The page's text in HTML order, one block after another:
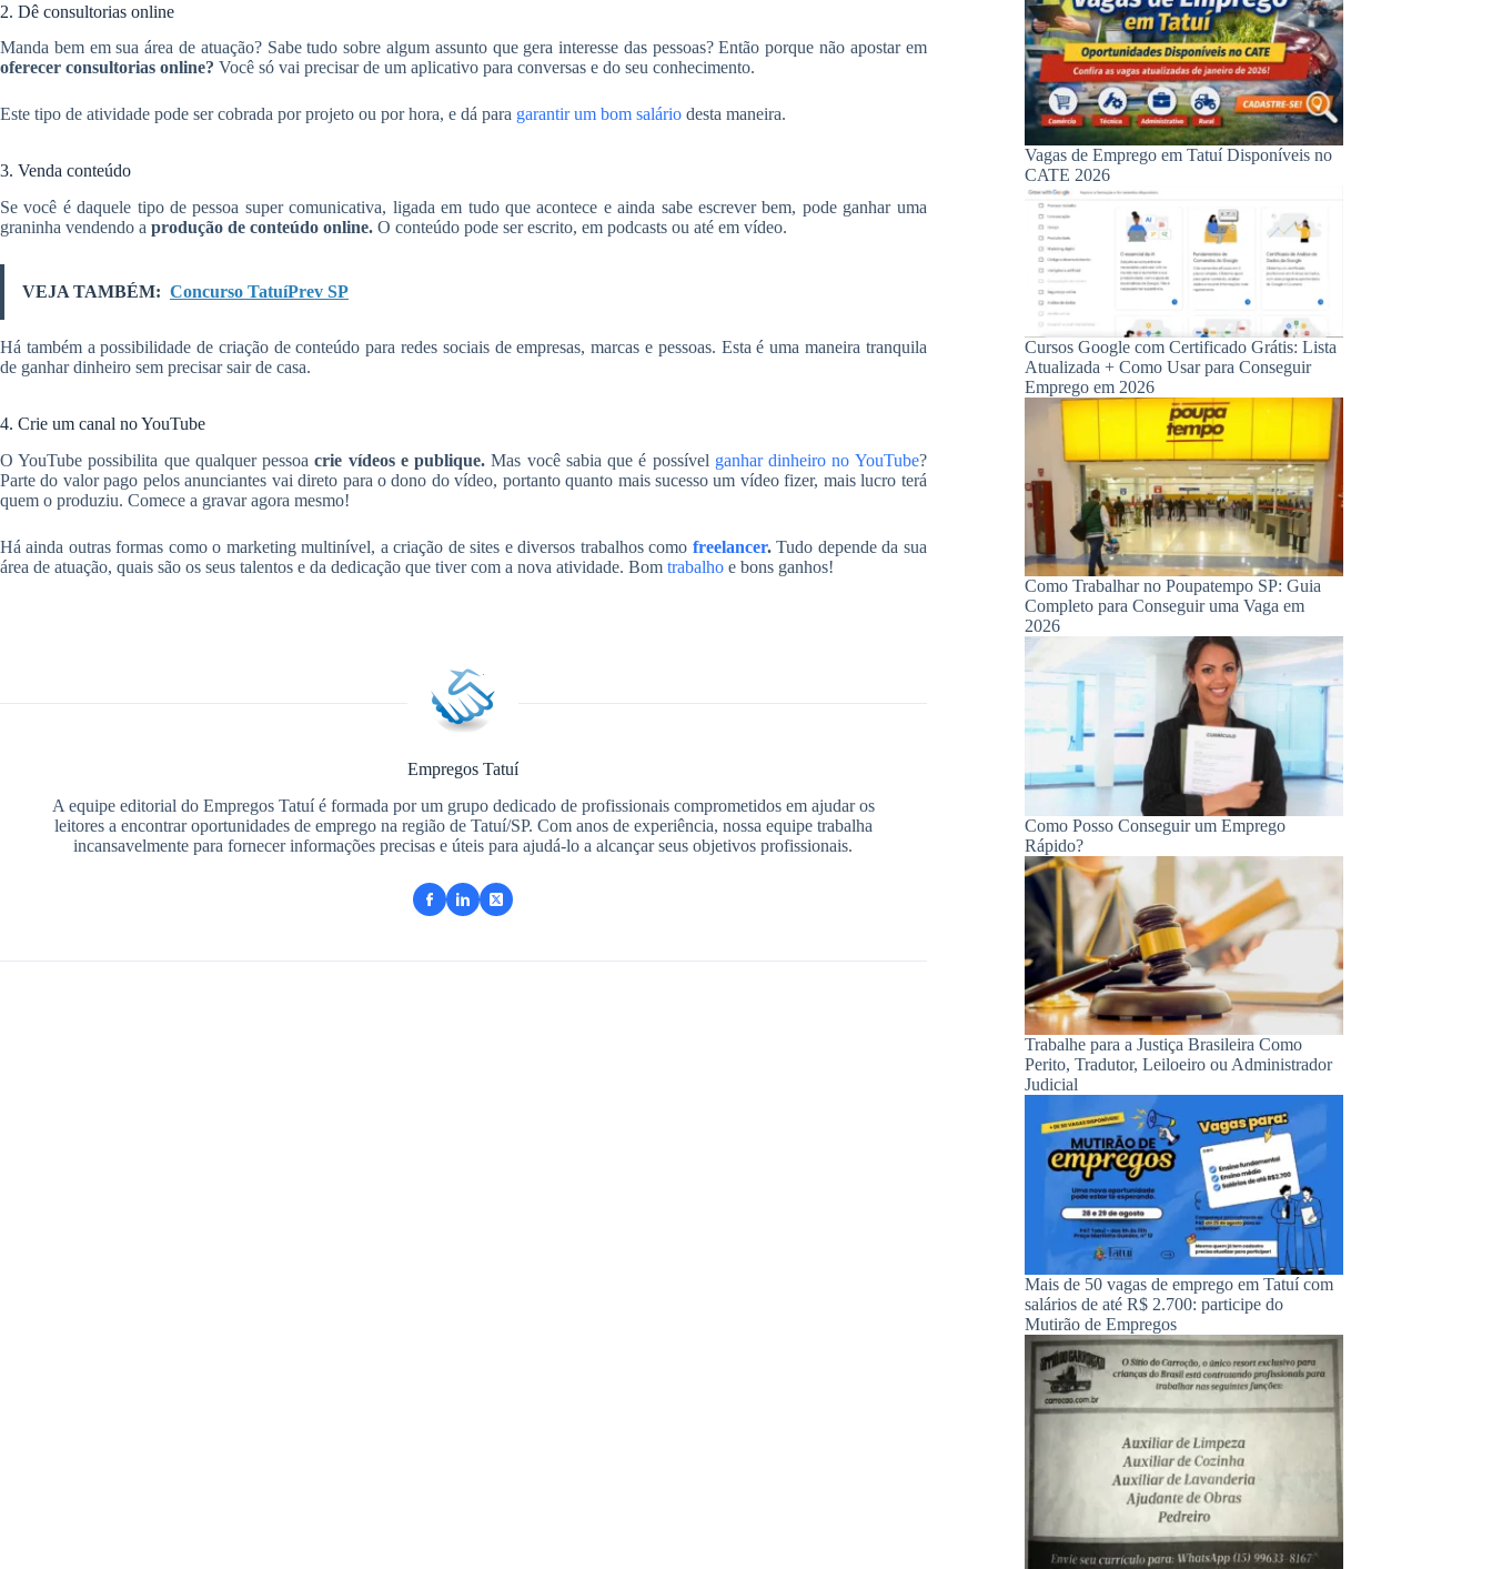
2. Dê consultorias online
Manda bem em sua área de atuação? Sabe tudo sobre algum assunto que gera interesse das pessoas? Então porque não apostar em
oferecer consultorias online? Você só vai precisar de um aplicativo para conversas e do seu conhecimento.
Este tipo de atividade pode ser cobrada por projeto ou por hora, e dá para garantir um bom salário desta maneira.
3. Venda conteúdo
Se você é daquele tipo de pessoa super comunicativa, ligada em tudo que acontece e ainda sabe escrever bem, pode ganhar uma
graninha vendendo a produção de conteúdo online. O conteúdo pode ser escrito, em podcasts ou até em vídeo.
VEJA TAMBÉM: Concurso TatuíPrev SP
Há também a possibilidade de criação de conteúdo para redes sociais de empresas, marcas e pessoas. Esta é uma maneira tranquila
de ganhar dinheiro sem precisar sair de casa.
4. Crie um canal no YouTube
O YouTube possibilita que qualquer pessoacrie vídeos e publique. Mas você sabia que é possível ganhar dinheiro no YouTube?
Parte do valor pago pelos anunciantes vai direto para o dono do vídeo, portanto quanto mais sucesso um vídeo fizer, mais lucro terá
quem o produziu. Comece a gravar agora mesmo!
Há ainda outras formas como o marketing multinível, a criação de sites e diversos trabalhos como freelancer.Tudo depende da sua
área de atuação, quais são os seus talentos e da dedicação que tiver com a nova atividade. Bom trabalho e bons ganhos!
Empregos Tatuí
A equipe editorial do Empregos Tatuí é formada por um grupo dedicado de profissionais comprometidos em ajudar os
leitores a encontrar oportunidades de emprego na região de Tatuí/SP. Com anos de experiência, nossa equipe trabalha
incansavelmente para fornecer informações precisas e úteis para ajudá-lo a alcançar seus objetivos profissionais.
Vagas de Emprego em Tatuí Disponíveis no
CATE 2026
Cursos Google com Certificado Grátis: Lista
Atualizada + Como Usar para Conseguir
Emprego em 2026
Como Trabalhar no Poupatempo SP: Guia
Completo para Conseguir uma Vaga em
2026
Como Posso Conseguir um Emprego
Rápido?
Trabalhe para a Justiça Brasileira Como
Perito, Tradutor, Leiloeiro ou Administrador
Judicial
Mais de 50 vagas de emprego em Tatuí com
salários de até R$ 2.700: participe do
Mutirão de Empregos